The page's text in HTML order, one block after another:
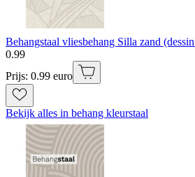
Behangstaal vliesbehang Silla zand
0.99
Prijs: 0.99 euro
Bekijk alles in behang kleurstaal